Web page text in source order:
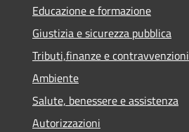
Educazione e formazione
Giustizia e sicurezza pubblica
Tributi,finanze e contravvenzioni
Ambiente
Salute, benessere e assistenza
Autorizzazioni